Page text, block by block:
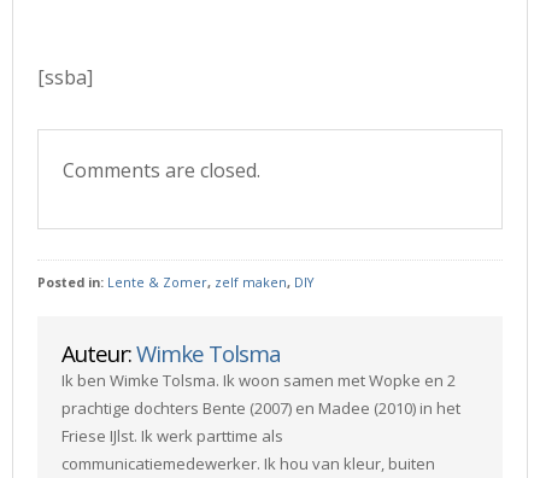
[ssba]
Comments are closed.
Posted in: Lente & Zomer, zelf maken, DIY
Auteur:Wimke Tolsma
Ik ben Wimke Tolsma. Ik woon samen met Wopke en 2
prachtige dochters Bente (2007) en Madee (2010) in het
Friese IJlst. Ik werk parttime als
communicatiemedewerker. Ik hou van kleur, buiten